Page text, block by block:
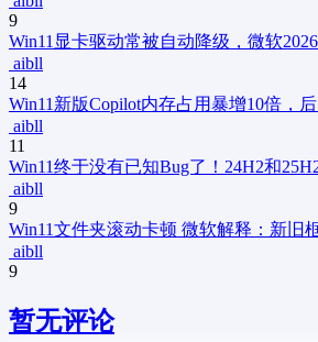
9
Win11显卡驱动常被自动降级，微软
aibll
14
Win11新版Copilot内存占用暴增10倍，
aibll
11
Win11终于没有已知Bug了！24H2和
aibll
9
Win11文件夹滚动卡顿 微软解释：新旧
aibll
9
暂无评论